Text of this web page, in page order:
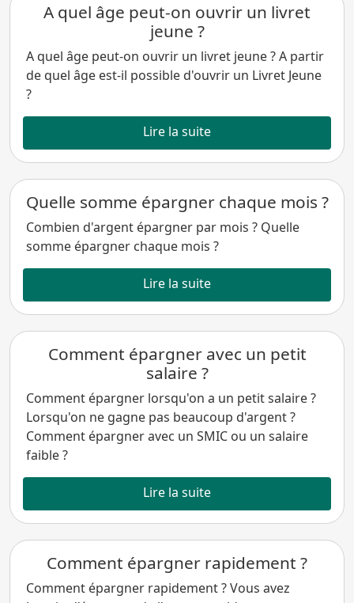
A quel âge peut-on ouvrir un livret
jeune ?
A quel âge peut-on ouvrir un livret jeune ? A partir
de quel âge est-il possible d'ouvrir un Livret Jeune
?
Lire la suite
Quelle somme épargner chaque mois ?
Combien d'argent épargner par mois ? Quelle
somme épargner chaque mois ?
Lire la suite
Comment épargner avec un petit
salaire ?
Comment épargner lorsqu'on a un petit salaire ?
Lorsqu'on ne gagne pas beaucoup d'argent ?
Comment épargner avec un SMIC ou un salaire
faible ?
Lire la suite
Comment épargner rapidement ?
Comment épargner rapidement ? Vous avez